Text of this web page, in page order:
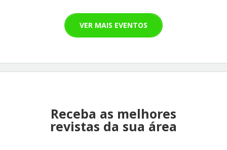
VER MAIS EVENTOS
Receba as melhores
revistas da sua área